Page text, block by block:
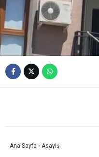
Ana Sayfa › Asayiş